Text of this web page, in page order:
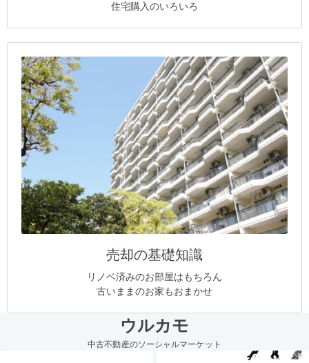
住宅購入のいろいろ
売却の基礎知識
リノベ済みのお部屋はもちろん
古いままのお家もおまかせ
ウルカモ
中古不動産のソーシャルマーケット